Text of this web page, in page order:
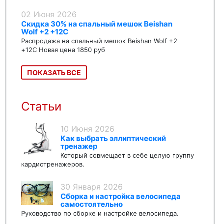
02 Июня 2026
Скидка 30% на спальный мешок Beishan
Wolf +2 +12C
Распродажа на спальный мешок Beishan Wolf +2
+12C Новая цена 1850 руб
ПОКАЗАТЬ ВСЕ
Статьи
10 Июня 2026
Как выбрать эллиптический
тренажер
Который совмещает в себе целую группу
кардиотренажеров.
30 Января 2026
Сборка и настройка велосипеда
самостоятельно
Руководство по сборке и настройке велосипеда.